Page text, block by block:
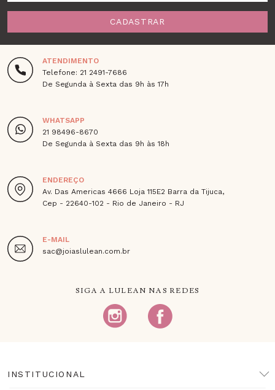
CADASTRAR
ATENDIMENTO
Telefone: 21 2491-7686
De Segunda à Sexta das 9h às 17h
WHATSAPP
21 98496-8670
De Segunda à Sexta das 9h às 18h
ENDEREÇO
Av. Das Americas 4666 Loja 115E2 Barra da Tijuca,
Cep - 22640-102 - Rio de Janeiro - RJ
E-MAIL
sac@joiaslulean.com.br
SIGA A LULEAN NAS REDES
INSTITUCIONAL